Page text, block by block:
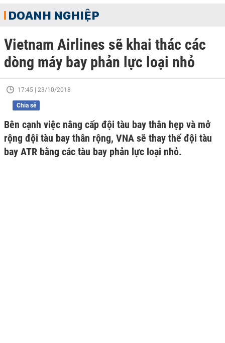
DOANH NGHIỆP
Vietnam Airlines sẽ khai thác các
dòng máy bay phản lực loại nhỏ
17:45 | 23/10/2018
Chia sẻ
Bên cạnh việc nâng cấp đội tàu bay thân hẹp và mở
rộng đội tàu bay thân rộng, VNA sẽ thay thế đội tàu
bay ATR bằng các tàu bay phản lực loại nhỏ.